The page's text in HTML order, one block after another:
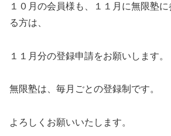
１０月の会員様も、１１月に無限塾
る方は、
１１月分の登録申請をお願いします。
無限塾は、毎月ごとの登録制です。
よろしくお願いいたします。